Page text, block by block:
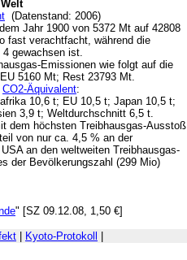
(Datenstand: 2006)
Jahr 1900 von 5372 Mt auf 42808
fast verachtfacht, während die
gewachsen ist.
Emissionen wie folgt auf die
5160 Mt; Rest 23793 Mt.
CO2-Äquivalent:
10,6 t; EU 10,5 t; Japan 10,5 t;
3,9 t; Weltdurchschnitt 6,5 t.
dem höchsten Treibhausgas-Ausstoß
von nur ca. 4,5 % an der
an den weltweiten Treibhausgas-
der Bevölkerungszahl (299 Mio)
" [SZ 09.12.08, 1,50 €]
Kyoto-Protokoll